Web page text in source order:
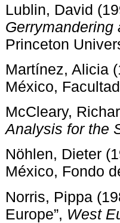
Lublin, David
Princeton
Martínez, Alicia
México,
McCleary,
Analysis for the
Nöhlen, Dieter
México, Fondo
Norris, Pippa
Europe”, West